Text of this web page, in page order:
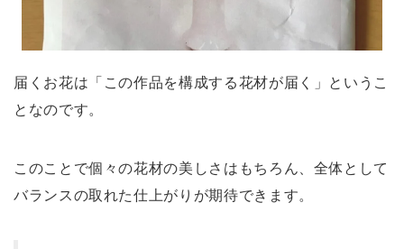
届くお花は「この作品を構成する花材が届く」というこ
となのです。
このことで個々の花材の美しさはもちろん、全体として
バランスの取れた仕上がりが期待できます。